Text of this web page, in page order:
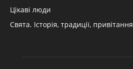
Цікаві люди
Свята. Історія, традиції, привітання